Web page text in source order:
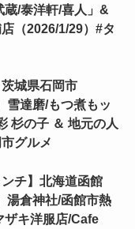
蔵/泰洋軒/喜人」&
（2026/1/29）#タ
茨城県石岡市
雪達磨/もつ煮もッ
杉の子 ＆ 地元の人
グルメ
ンチ】北海道函館
湯倉神社/函館市熱
ザキ洋服店/Cafe